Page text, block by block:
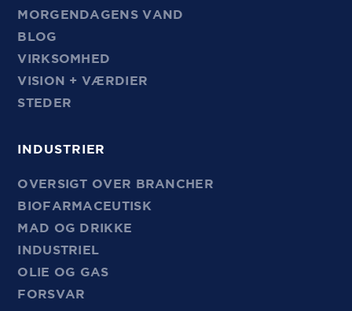
MORGENDAGENS VAND
BLOG
VIRKSOMHED
VISION + VÆRDIER
STEDER
INDUSTRIER
OVERSIGT OVER BRANCHER
BIOFARMACEUTISK
MAD OG DRIKKE
INDUSTRIEL
OLIE OG GAS
FORSVAR